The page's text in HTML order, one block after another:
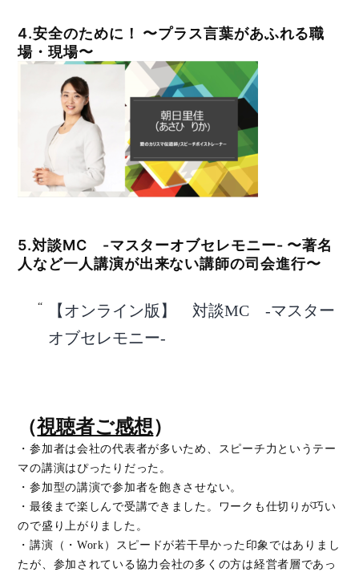
4.安全のために！ 〜プラス言葉があふれる職
場・現場〜
5.対談MC -マスターオブセレモニー- 〜著名
人など一人講演が出来ない講師の司会進行〜
【オンライン版】 対談MC -マスター
オブセレモニー-
（視聴者ご感想）
・参加者は会社の代表者が多いため、スピーチ力というテー
マの講演はぴったりだった。
・参加型の講演で参加者を飽きさせない。
・最後まで楽しんで受講できました。ワークも仕切りが巧い
ので盛り上がりました。
・講演（・Work）スピードが若干早かった印象ではありまし
たが、参加されている協力会社の多くの方は経営者層であっ